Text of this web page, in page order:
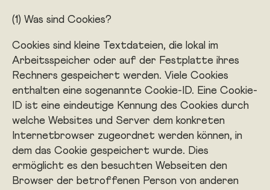
(1) Was sind Cookies?
Cookies sind kleine Textdateien, die lokal im
Arbeitsspeicher oder auf der Festplatte ihres
Rechners gespeichert werden. Viele Cookies
enthalten eine sogenannte Cookie-ID. Eine Cookie-
ID ist eine eindeutige Kennung des Cookies durch
welche Websites und Server dem konkreten
Internetbrowser zugeordnet werden können, in
dem das Cookie gespeichert wurde. Dies
ermöglicht es den besuchten Webseiten den
Browser der betroffenen Person von anderen